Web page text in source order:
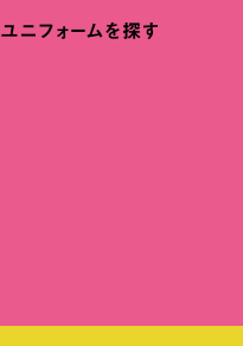
ユニフォームを探す